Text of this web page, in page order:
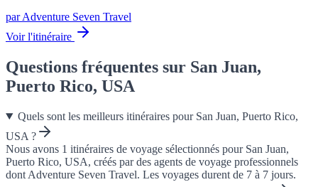
par Adventure Seven Travel
Voir l'itinéraire
Questions fréquentes sur San Juan,
Puerto Rico, USA
Quels sont les meilleurs itinéraires pour San Juan, Puerto Rico,
USA ?
Nous avons 1 itinéraires de voyage sélectionnés pour San Juan,
Puerto Rico, USA, créés par des agents de voyage professionnels
dont Adventure Seven Travel. Les voyages durent de 7 à 7 jours.